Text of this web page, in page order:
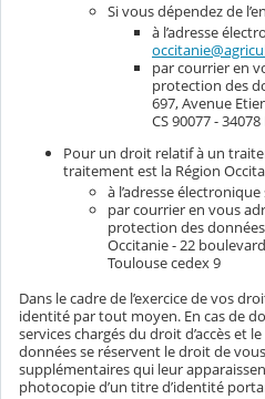
Si vous dépendez de
à l’adresse
par courrier en
protection des
697, Avenue
CS 90077 -
Pour un droit relatif à un
traitement est la Région
à l’adresse
par courrier en vous
protection des
Occitanie - 22
Toulouse cedex 9
Dans le cadre de l’exercice de vos
identité par tout moyen. En cas de
services chargés du droit d’accès et
données se réservent le droit de
supplémentaires qui leur
photocopie d’un titre d’identité